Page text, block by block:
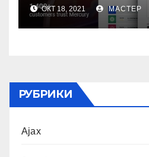
ОКТ 18, 2021 МАСТЕР
РУБРИКИ
Ajax